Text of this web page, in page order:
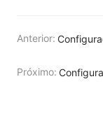
Anterior:
Próximo: